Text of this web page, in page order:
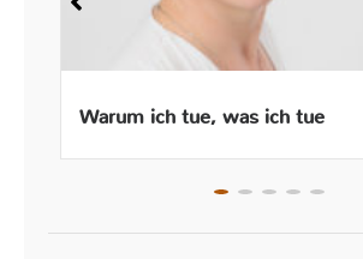
Warum ich tue, was ich tue